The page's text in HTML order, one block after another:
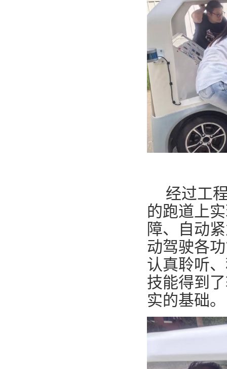
经过工
的跑道上
障、自动
动驾驶各
认真聆听
技能得到
实的基础。